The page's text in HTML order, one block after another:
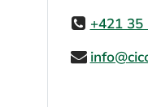
+421 35